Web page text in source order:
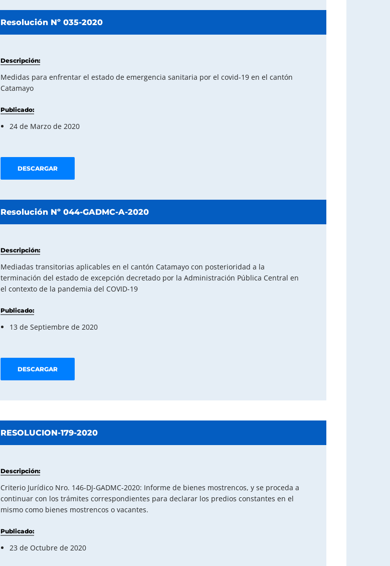
Resolución Nº 035-2020
Descripción:
Medidas para enfrentar el estado de emergencia sanitaria por el covid-19 en el cantón
Catamayo
Publicado:
24 de Marzo de 2020
DESCARGAR
Resolución Nº 044-GADMC-A-2020
Descripción:
Mediadas transitorias aplicables en el cantón Catamayo con posterioridad a la
terminación del estado de excepción decretado por la Administración Pública Central en
el contexto de la pandemia del COVID-19
Publicado:
13 de Septiembre de 2020
DESCARGAR
RESOLUCION-179-2020
Descripción:
Criterio Jurídico Nro. 146-DJ-GADMC-2020: Informe de bienes mostrencos, y se proceda a
continuar con los trámites correspondientes para declarar los predios constantes en el
mismo como bienes mostrencos o vacantes.
Publicado:
23 de Octubre de 2020